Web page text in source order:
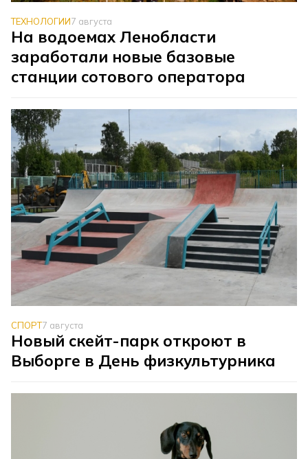
ТЕХНОЛОГИИ7 августа
На водоемах Ленобласти
заработали новые базовые
станции сотового оператора
СПОРТ7 августа
Новый скейт-парк откроют в
Выборге в День физкультурника